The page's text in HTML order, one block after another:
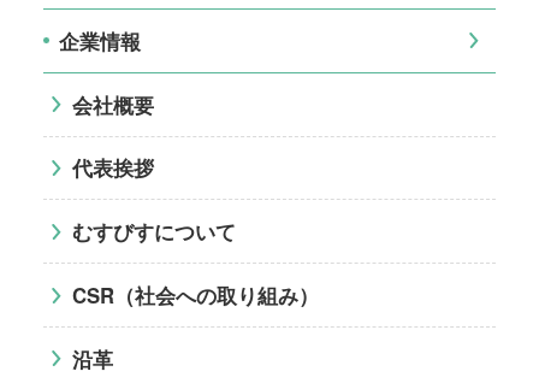
企業情報
会社概要
代表挨拶
むすびすについて
CSR（社会への取り組み）
沿革